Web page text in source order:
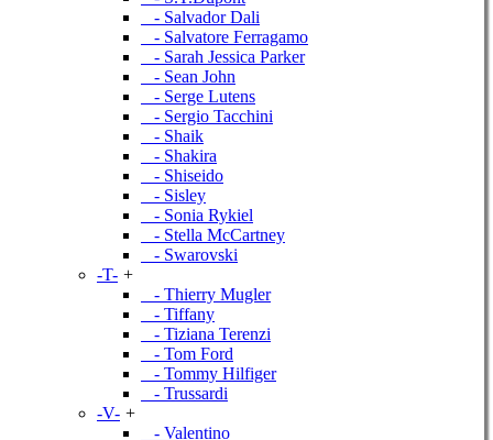
- Salvador Dali
- Salvatore Ferragamo
- Sarah Jessica Parker
- Sean John
- Serge Lutens
- Sergio Tacchini
- Shaik
- Shakira
- Shiseido
- Sisley
- Sonia Rykiel
- Stella McCartney
- Swarovski
-T- +
- Thierry Mugler
- Tiffany
- Tiziana Terenzi
- Tom Ford
- Tommy Hilfiger
- Trussardi
-V- +
- Valentino